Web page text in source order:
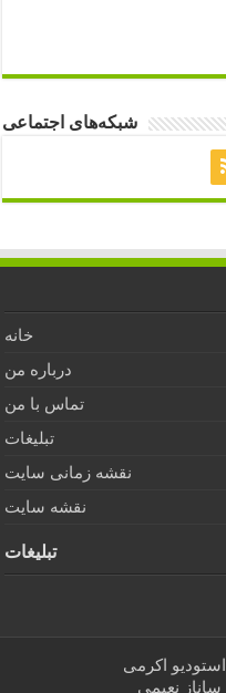
شبکه‌های اجتماعی
خانه
درباره من
تماس با من
تبلیغات
نقشه زمانی سایت
نقشه سایت
تبلیغات
استودیو اکرمی
ساناز نعیمی